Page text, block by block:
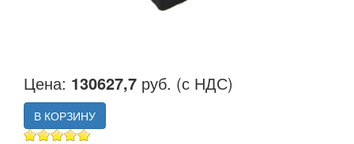
Цена: 130627,7 руб. (с НДС)
В КОРЗИНУ